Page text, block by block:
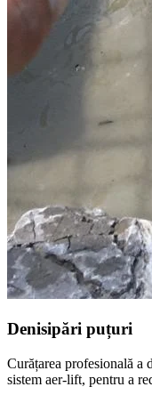
Denisipări puțuri
Curățarea profesională a
sistem aer-lift, pentru a